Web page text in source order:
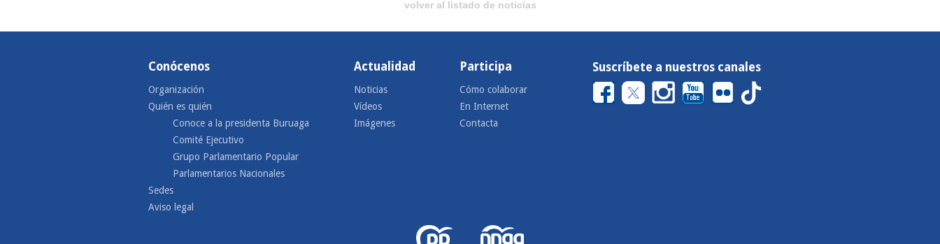
volver al listado de noticias
Conócenos
Organización
Quién es quién
Conoce a la presidenta Buruaga
Comité Ejecutivo
Grupo Parlamentario Popular
Parlamentarios Nacionales
Sedes
Aviso legal
Actualidad
Noticias
Vídeos
Imágenes
Participa
Cómo colaborar
En Internet
Contacta
Suscríbete a nuestros canales